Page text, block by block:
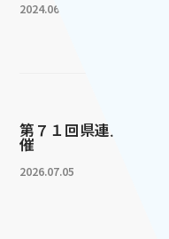
2024.06.29
第７１回県連大会を開
催
2026.07.05